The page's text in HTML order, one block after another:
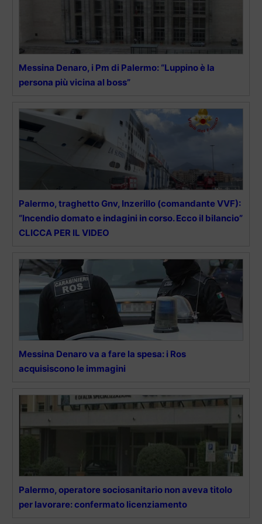
Messina Denaro, i Pm di Palermo: “Luppino è la
persona più vicina al boss”
Palermo, traghetto Gnv, Inzerillo (comandante VVF):
“Incendio domato e indagini in corso. Ecco il bilancio”
CLICCA PER IL VIDEO
Messina Denaro va a fare la spesa: i Ros
acquisiscono le immagini
Palermo, operatore sociosanitario non aveva titolo
per lavorare: confermato licenziamento